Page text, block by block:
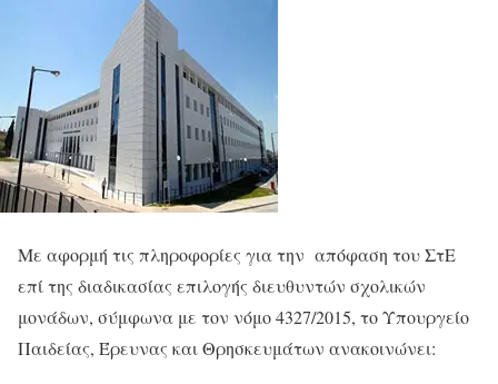
Με αφορμή τις πληροφορίες για την απόφαση του ΣτΕ
επί της διαδικασίας επιλογής διευθυντών σχολικών
μονάδων, σύμφωνα με τον νόμο 4327/2015, το Υπουργείο
Παιδείας, Έρευνας και Θρησκευμάτων ανακοινώνει: